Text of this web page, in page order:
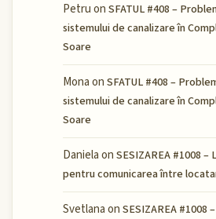
Petruon SFATUL #408 –
sistemului de canalizare în
Soare
Monaon SFATUL #408 –
sistemului de canalizare în
Soare
Danielaon SESIZAREA #1008
pentru comunicarea între
Svetlanaon SESIZAREA #1008